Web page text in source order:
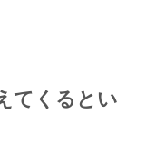
てくるとい